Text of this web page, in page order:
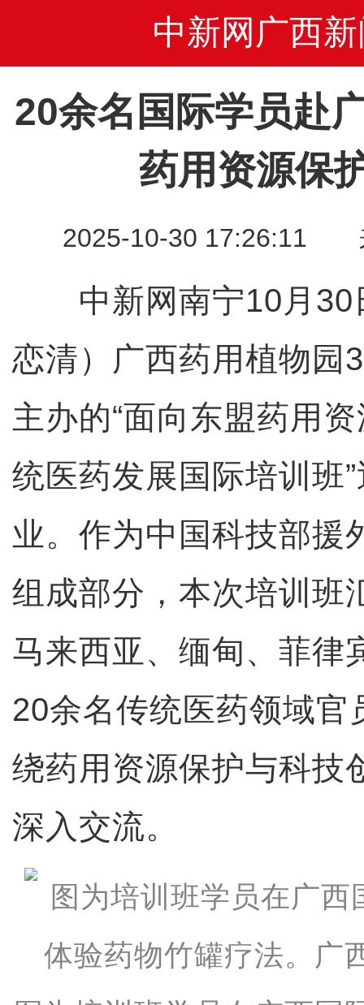
中新网广西新
20余名国际学员赴
药用资源保
2025-10-30 17:26:11
中新网南宁10月30
恋清）广西药用植物园
主办的“面向东盟药用
统医药发展国际培训班
业。作为中国科技部援
组成部分，本次培训班
马来西亚、缅甸、菲律
20余名传统医药领域官
绕药用资源保护与科技
深入交流。